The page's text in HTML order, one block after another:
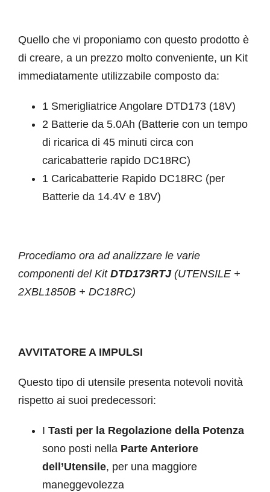
Quello che vi proponiamo con questo prodotto è
di creare, a un prezzo molto conveniente, un Kit
immediatamente utilizzabile composto da:
1 Smerigliatrice Angolare DTD173 (18V)
2 Batterie da 5.0Ah (Batterie con un tempo
di ricarica di 45 minuti circa con
caricabatterie rapido DC18RC)
1 Caricabatterie Rapido DC18RC (per
Batterie da 14.4V e 18V)
Procediamo ora ad analizzare le varie
componenti del KitDTD173RTJ(UTENSILE +
2XBL1850B + DC18RC)
AVVITATORE A IMPULSI
Questo tipo di utensile presenta notevoli novità
rispetto ai suoi predecessori:
I Tasti per la Regolazione della Potenza
sono posti nella Parte Anteriore
dell’Utensile, per una maggiore
maneggevolezza